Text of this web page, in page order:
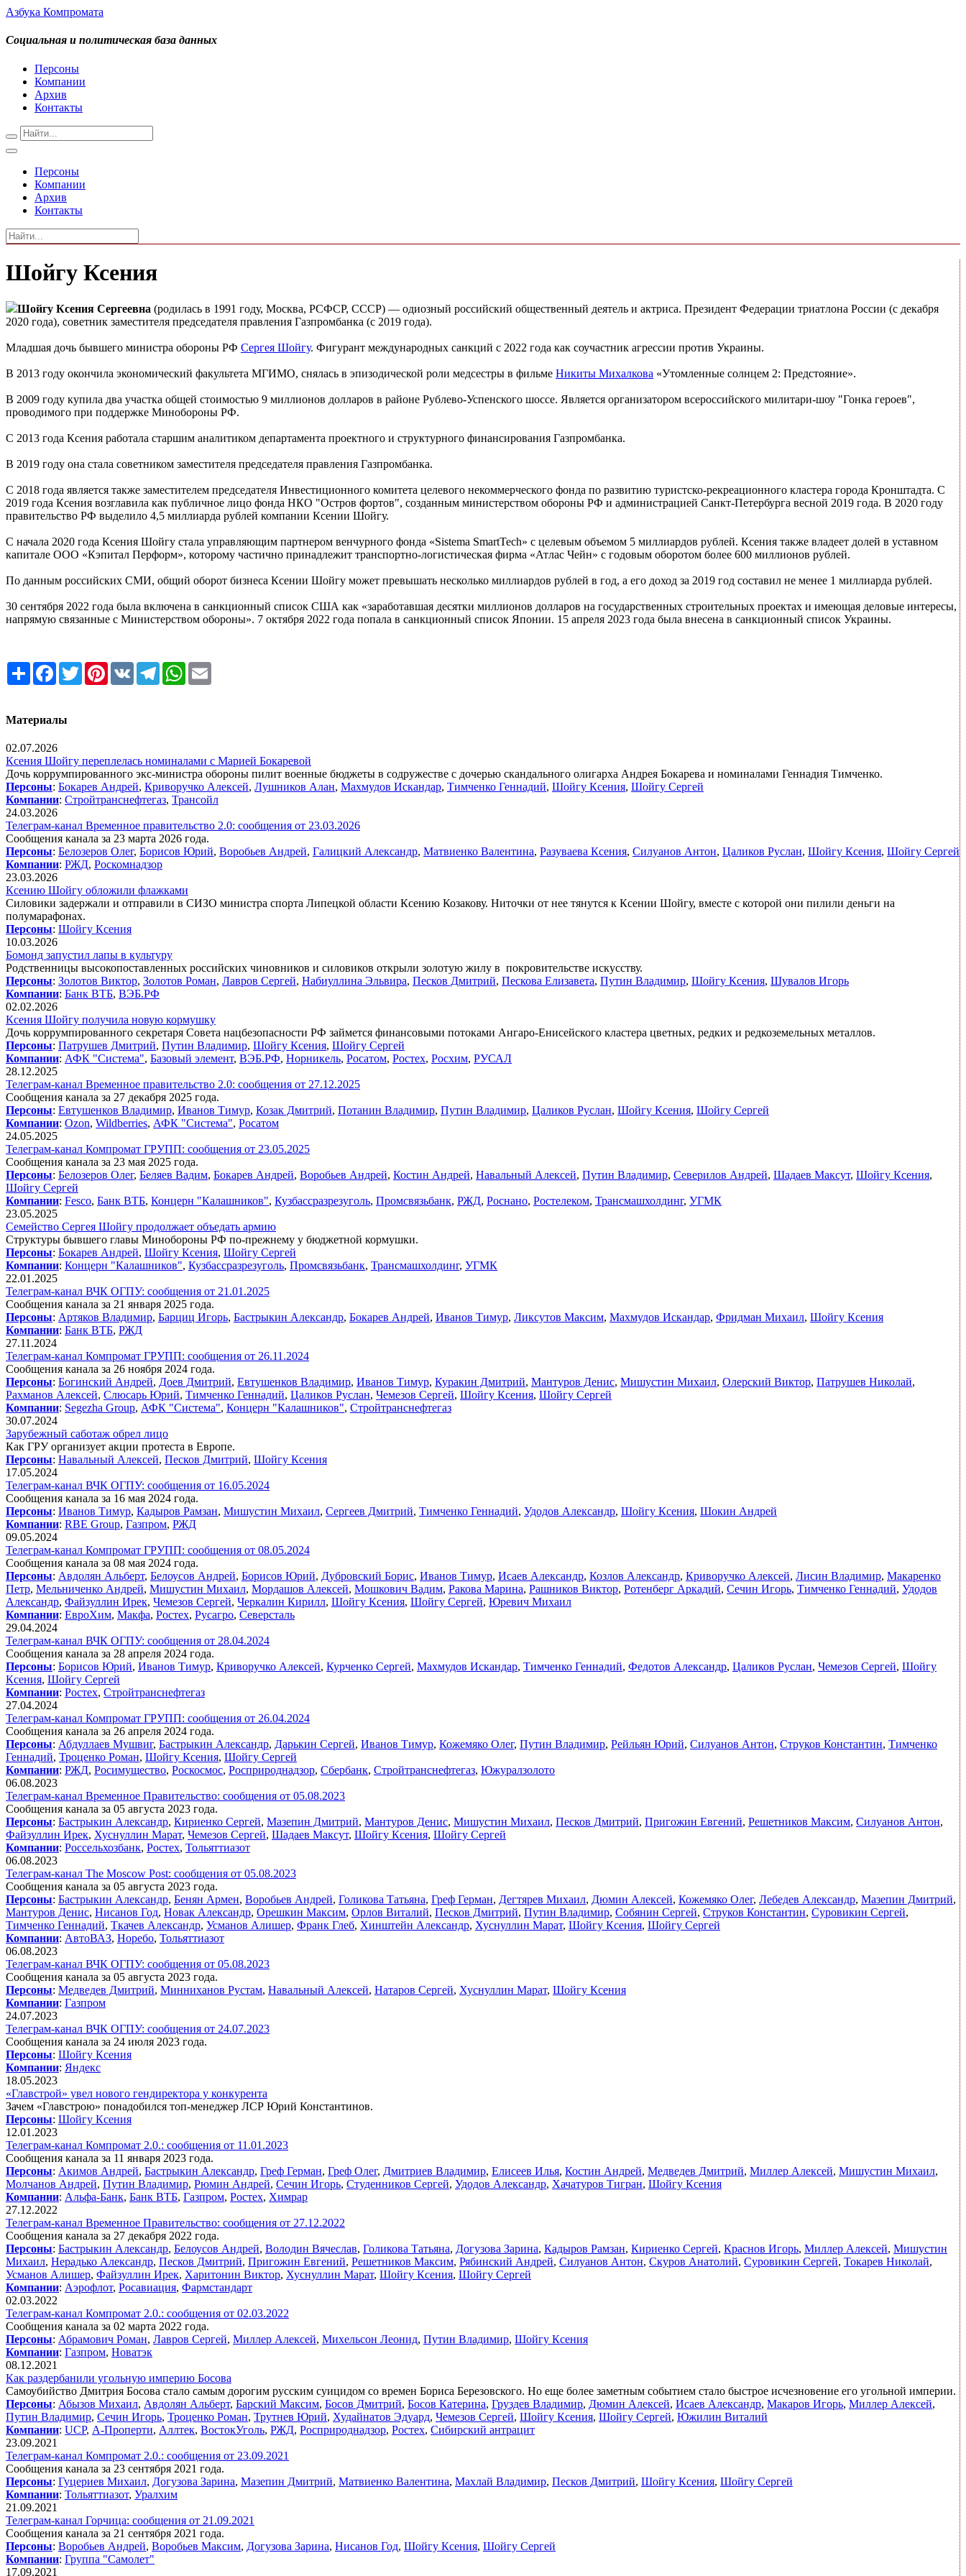
Азбука Компромата
Социальная и политическая база данных
Персоны
Компании
Архив
Контакты
Персоны
Компании
Архив
Контакты
Шойгу Ксения
Шойгу Ксения Сергеевна (родилась в 1991 году, Москва, РСФСР, СССР) — одиозный российский общественный деятель и актриса. Президент Федерации триатлона России (с декабря
2020 года), советник заместителя председателя правления Газпромбанка (с 2019 года).
Младшая дочь бывшего министра обороны РФ Сергея Шойгу. Фигурант международных санкций с 2022 года как соучастник агрессии против Украины.
В 2013 году окончила экономический факультета МГИМО, снялась в эпизодической роли медсестры в фильме Никиты Михалкова «Утомленные солнцем 2: Предстояние».
В 2009 году купила два участка общей стоимостью 9 миллионов долларов в районе Рублево-Успенского шоссе. Является организатором всероссийского милитари-шоу "Гонка героев",
проводимого при поддержке Минобороны РФ.
С 2013 года Ксения работала старшим аналитиком департамента проектного и структурного финансирования Газпромбанка.
В 2019 году она стала советником заместителя председателя правления Газпромбанка.
С 2018 года является также заместителем председателя Инвестиционного комитета целевого некоммерческого фонда по развитию туристско-рекреационного кластера города Кронштадта. С
2019 года Ксения возглавила как публичное лицо фонда НКО "Остров фортов", созданным министерством обороны РФ и администрацией Санкт-Петербурга весной 2019 года. В 2020 году
правительство РФ выделило 4,5 миллиарда рублей компании Ксении Шойгу.
С начала 2020 года Ксения Шойгу стала управляющим партнером венчурного фонда «Sistema SmartTech» с целевым объемом 5 миллиардов рублей. Ксения также владеет долей в уставном
капитале ООО «Кэпитал Перформ», которому частично принадлежит транспортно-логистическая фирма «Атлас Чейн» с годовым оборотом более 600 миллионов рублей.
По данным российских СМИ, общий оборот бизнеса Ксении Шойгу может превышать несколько миллиардов рублей в год, а его доход за 2019 год составил не менее 1 миллиарда рублей.
30 сентября 2022 года была включена в санкционный список США как «заработавшая десятки миллионов долларов на государственных строительных проектах и имеющая деловые интересы,
напрямую связанные с Министерством обороны». 7 октября 2022 года попала в санкционный список Японии. 15 апреля 2023 года была внесена в санкционный список Украины.
Share Facebook
TwitterPinterest
VK TelegramWhatsApp
Материалы
02.07.2026
Ксения Шойгу переплелась номиналами с Марией Бокаревой
Дочь коррумпированного экс-министра обороны пилит военные бюджеты в содружестве с дочерью скандального олигарха Андрея Бокарева и номиналами Геннадия Тимченко.
Персоны: Бокарев Андрей, Криворучко Алексей, Лушников Алан, Махмудов Искандар, Тимченко Геннадий, Шойгу Ксения, Шойгу Сергей
Компании: Стройтранснефтегаз, Трансойл
24.03.2026
Телеграм-канал Временное правительство 2.0: сообщения от 23.03.2026
Сообщения канала за 23 марта 2026 года.
Персоны: Белозеров Олег, Борисов Юрий, Воробьев Андрей, Галицкий Александр, Матвиенко Валентина, Разуваева Ксения, Силуанов Антон, Цаликов Руслан, Шойгу Ксения, Шойгу Сергей
Компании: РЖД, Роскомнадзор
23.03.2026
Ксению Шойгу обложили флажками
Силовики задержали и отправили в СИЗО министра спорта Липецкой области Ксению Козакову. Ниточки от нее тянутся к Ксении Шойгу, вместе с которой они пилили деньги на
полумарафонах.
Персоны: Шойгу Ксения
10.03.2026
Бомонд запустил лапы в культуру
Родственницы высокопоставленных российских чиновников и силовиков открыли золотую жилу в покровительстве искусству.
Персоны: Золотов Виктор, Золотов Роман, Лавров Сергей, Набиуллина Эльвира, Песков Дмитрий, Пескова Елизавета, Путин Владимир, Шойгу Ксения, Шувалов Игорь
Компании: Банк ВТБ, ВЭБ.РФ
02.02.2026
Ксения Шойгу получила новую кормушку
Дочь коррумпированного секретаря Совета нацбезопасности РФ займется финансовыми потоками Ангаро-Енисейского кластера цветных, редких и редкоземельных металлов.
Персоны: Патрушев Дмитрий, Путин Владимир, Шойгу Ксения, Шойгу Сергей
Компании: АФК "Система", Базовый элемент, ВЭБ.РФ, Норникель, Росатом, Ростех, Росхим, РУСАЛ
28.12.2025
Телеграм-канал Временное правительство 2.0: сообщения от 27.12.2025
Сообщения канала за 27 декабря 2025 года.
Персоны: Евтушенков Владимир, Иванов Тимур, Козак Дмитрий, Потанин Владимир, Путин Владимир, Цаликов Руслан, Шойгу Ксения, Шойгу Сергей
Компании: Ozon, Wildberries, АФК "Система", Росатом
24.05.2025
Телеграм-канал Компромат ГРУПП: сообщения от 23.05.2025
Сообщения канала за 23 мая 2025 года.
Персоны: Белозеров Олег, Беляев Вадим, Бокарев Андрей, Воробьев Андрей, Костин Андрей, Навальный Алексей, Путин Владимир, Северилов Андрей, Шадаев Максут, Шойгу Ксения,
Шойгу Сергей
Компании: Fesco, Банк ВТБ, Концерн "Калашников", Кузбассразрезуголь, Промсвязьбанк, РЖД, Роснано, Ростелеком, Трансмашхолдинг, УГМК
23.05.2025
Семейство Сергея Шойгу продолжает объедать армию
Структуры бывшего главы Минобороны РФ по-прежнему у бюджетной кормушки.
Персоны: Бокарев Андрей, Шойгу Ксения, Шойгу Сергей
Компании: Концерн "Калашников", Кузбассразрезуголь, Промсвязьбанк, Трансмашхолдинг, УГМК
22.01.2025
Телеграм-канал ВЧК ОГПУ: сообщения от 21.01.2025
Сообщения канала за 21 января 2025 года.
Персоны: Артяков Владимир, Барциц Игорь, Бастрыкин Александр, Бокарев Андрей, Иванов Тимур, Ликсутов Максим, Махмудов Искандар, Фридман Михаил, Шойгу Ксения
Компании: Банк ВТБ, РЖД
27.11.2024
Телеграм-канал Компромат ГРУПП: сообщения от 26.11.2024
Сообщения канала за 26 ноября 2024 года.
Персоны: Богинский Андрей, Доев Дмитрий, Евтушенков Владимир, Иванов Тимур, Куракин Дмитрий, Мантуров Денис, Мишустин Михаил, Олерский Виктор, Патрушев Николай,
Рахманов Алексей, Слюсарь Юрий, Тимченко Геннадий, Цаликов Руслан, Чемезов Сергей, Шойгу Ксения, Шойгу Сергей
Компании: Segezha Group, АФК "Система", Концерн "Калашников", Стройтранснефтегаз
30.07.2024
Зарубежный саботаж обрел лицо
Как ГРУ организует акции протеста в Европе.
Персоны: Навальный Алексей, Песков Дмитрий, Шойгу Ксения
17.05.2024
Телеграм-канал ВЧК ОГПУ: сообщения от 16.05.2024
Сообщения канала за 16 мая 2024 года.
Персоны: Иванов Тимур, Кадыров Рамзан, Мишустин Михаил, Сергеев Дмитрий, Тимченко Геннадий, Удодов Александр, Шойгу Ксения, Шокин Андрей
Компании: RBE Group, Газпром, РЖД
09.05.2024
Телеграм-канал Компромат ГРУПП: сообщения от 08.05.2024
Сообщения канала за 08 мая 2024 года.
Персоны: Авдолян Альберт, Белоусов Андрей, Борисов Юрий, Дубровский Борис, Иванов Тимур, Исаев Александр, Козлов Александр, Криворучко Алексей, Лисин Владимир, Макаренко
Петр, Мельниченко Андрей, Мишустин Михаил, Мордашов Алексей, Мошкович Вадим, Ракова Марина, Рашников Виктор, Ротенберг Аркадий, Сечин Игорь, Тимченко Геннадий, Удодов
Александр, Файзуллин Ирек, Чемезов Сергей, Черкалин Кирилл, Шойгу Ксения, Шойгу Сергей, Юревич Михаил
Компании: ЕвроХим, Макфа, Ростех, Русагро, Северсталь
29.04.2024
Телеграм-канал ВЧК ОГПУ: сообщения от 28.04.2024
Сообщения канала за 28 апреля 2024 года.
Персоны: Борисов Юрий, Иванов Тимур, Криворучко Алексей, Курченко Сергей, Махмудов Искандар, Тимченко Геннадий, Федотов Александр, Цаликов Руслан, Чемезов Сергей, Шойгу
Ксения, Шойгу Сергей
Компании: Ростех, Стройтранснефтегаз
27.04.2024
Телеграм-канал Компромат ГРУПП: сообщения от 26.04.2024
Сообщения канала за 26 апреля 2024 года.
Персоны: Абдуллаев Мушвиг, Бастрыкин Александр, Дарькин Сергей, Иванов Тимур, Кожемяко Олег, Путин Владимир, Рейльян Юрий, Силуанов Антон, Струков Константин, Тимченко
Геннадий, Троценко Роман, Шойгу Ксения, Шойгу Сергей
Компании: РЖД, Росимущество, Роскосмос, Росприроднадзор, Сбербанк, Стройтранснефтегаз, Южуралзолото
06.08.2023
Телеграм-канал Временное Правительство: сообщения от 05.08.2023
Сообщения канала за 05 августа 2023 года.
Персоны: Бастрыкин Александр, Кириенко Сергей, Мазепин Дмитрий, Мантуров Денис, Мишустин Михаил, Песков Дмитрий, Пригожин Евгений, Решетников Максим, Силуанов Антон,
Файзуллин Ирек, Хуснуллин Марат, Чемезов Сергей, Шадаев Максут, Шойгу Ксения, Шойгу Сергей
Компании: Россельхозбанк, Ростех, Тольяттиазот
06.08.2023
Телеграм-канал The Moscow Post: сообщения от 05.08.2023
Сообщения канала за 05 августа 2023 года.
Персоны: Бастрыкин Александр, Бенян Армен, Воробьев Андрей, Голикова Татьяна, Греф Герман, Дегтярев Михаил, Дюмин Алексей, Кожемяко Олег, Лебедев Александр, Мазепин Дмитрий,
Мантуров Денис, Нисанов Год, Новак Александр, Орешкин Максим, Орлов Виталий, Песков Дмитрий, Путин Владимир, Собянин Сергей, Струков Константин, Суровикин Сергей,
Тимченко Геннадий, Ткачев Александр, Усманов Алишер, Франк Глеб, Хинштейн Александр, Хуснуллин Марат, Шойгу Ксения, Шойгу Сергей
Компании: АвтоВАЗ, Норебо, Тольяттиазот
06.08.2023
Телеграм-канал ВЧК ОГПУ: сообщения от 05.08.2023
Сообщения канала за 05 августа 2023 года.
Персоны: Медведев Дмитрий, Минниханов Рустам, Навальный Алексей, Натаров Сергей, Хуснуллин Марат, Шойгу Ксения
Компании: Газпром
24.07.2023
Телеграм-канал ВЧК ОГПУ: сообщения от 24.07.2023
Сообщения канала за 24 июля 2023 года.
Персоны: Шойгу Ксения
Компании: Яндекс
18.05.2023
«Главстрой» увел нового гендиректора у конкурента
Зачем «Главстрою» понадобился топ-менеджер ЛСР Юрий Константинов.
Персоны: Шойгу Ксения
12.01.2023
Телеграм-канал Компромат 2.0.: сообщения от 11.01.2023
Сообщения канала за 11 января 2023 года.
Персоны: Акимов Андрей, Бастрыкин Александр, Греф Герман, Греф Олег, Дмитриев Владимир, Елисеев Илья, Костин Андрей, Медведев Дмитрий, Миллер Алексей, Мишустин Михаил,
Молчанов Андрей, Путин Владимир, Рюмин Андрей, Сечин Игорь, Студенников Сергей, Удодов Александр, Хачатуров Тигран, Шойгу Ксения
Компании: Альфа-Банк, Банк ВТБ, Газпром, Ростех, Химрар
27.12.2022
Телеграм-канал Временное Правительство: сообщения от 27.12.2022
Сообщения канала за 27 декабря 2022 года.
Персоны: Бастрыкин Александр, Белоусов Андрей, Володин Вячеслав, Голикова Татьяна, Догузова Зарина, Кадыров Рамзан, Кириенко Сергей, Краснов Игорь, Миллер Алексей, Мишустин
Михаил, Нерадько Александр, Песков Дмитрий, Пригожин Евгений, Решетников Максим, Рябинский Андрей, Силуанов Антон, Скуров Анатолий, Суровикин Сергей, Токарев Николай,
Усманов Алишер, Файзуллин Ирек, Харитонин Виктор, Хуснуллин Марат, Шойгу Ксения, Шойгу Сергей
Компании: Аэрофлот, Росавиация, Фармстандарт
02.03.2022
Телеграм-канал Компромат 2.0.: сообщения от 02.03.2022
Сообщения канала за 02 марта 2022 года.
Персоны: Абрамович Роман, Лавров Сергей, Миллер Алексей, Михельсон Леонид, Путин Владимир, Шойгу Ксения
Компании: Газпром, Новатэк
08.12.2021
Как раздербанили угольную империю Босова
Самоубийство Дмитрия Босова стало самым дорогим русским суицидом со времен Бориса Березовского. Но еще более заметным событием стало быстрое исчезновение его угольной империи.
Персоны: Абызов Михаил, Авдолян Альберт, Барский Максим, Босов Дмитрий, Босов Катерина, Груздев Владимир, Дюмин Алексей, Исаев Александр, Макаров Игорь, Миллер Алексей,
Путин Владимир, Сечин Игорь, Троценко Роман, Трутнев Юрий, Худайнатов Эдуард, Чемезов Сергей, Шойгу Ксения, Шойгу Сергей, Южилин Виталий
Компании: UCP, А-Проперти, Аллтек, ВостокУголь, РЖД, Росприроднадзор, Ростех, Сибирский антрацит
23.09.2021
Телеграм-канал Компромат 2.0.: сообщения от 23.09.2021
Сообщения канала за 23 сентября 2021 года.
Персоны: Гуцериев Михаил, Догузова Зарина, Мазепин Дмитрий, Матвиенко Валентина, Махлай Владимир, Песков Дмитрий, Шойгу Ксения, Шойгу Сергей
Компании: Тольяттиазот, Уралхим
21.09.2021
Телеграм-канал Горчица: сообщения от 21.09.2021
Сообщения канала за 21 сентября 2021 года.
Персоны: Воробьев Андрей, Воробьев Максим, Догузова Зарина, Нисанов Год, Шойгу Ксения, Шойгу Сергей
Компании: Группа "Самолет"
17.09.2021